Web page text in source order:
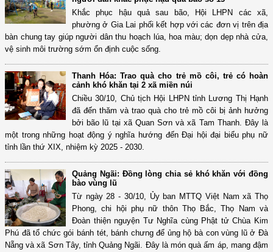
Khắc phục hậu quả sau bão, Hội LHPN các xã,
phường ở Gia Lai phối kết hợp với các đơn vị trên địa
bàn chung tay giúp người dân thu hoạch lúa, hoa màu; dọn dẹp nhà cửa,
vệ sinh môi trường sớm ổn định cuộc sống.
Thanh Hóa: Trao quà cho trẻ mồ côi, trẻ có hoàn
cảnh khó khăn tại 2 xã miền núi
Chiều 30/10, Chủ tịch Hội LHPN tỉnh Lương Thị Hạnh
đã đến thăm và trao quà cho trẻ mồ côi bị ảnh hưởng
bởi bão lũ tại xã Quan Sơn và xã Tam Thanh. Đây là
một trong những hoạt động ý nghĩa hướng đến Đại hội đại biểu phụ nữ
tỉnh lần thứ XIX, nhiệm kỳ 2025 - 2030.
Quảng Ngãi: Đồng lòng chia sẻ khó khăn với đồng
bào vùng lũ
Từ ngày 28 - 30/10, Ủy ban MTTQ Việt Nam xã Thọ
Phong, chi hội phụ nữ thôn Thọ Bắc, Thọ Nam và
Đoàn thiện nguyện Tư Nghĩa cùng Phật tử Chùa Kim
Phú đã tổ chức gói bánh tét, bánh chưng để ủng hộ bà con vùng lũ ở Đà
Nẵng và xã Sơn Tây, tỉnh Quảng Ngãi. Đây là món quà ấm áp, mang đậm